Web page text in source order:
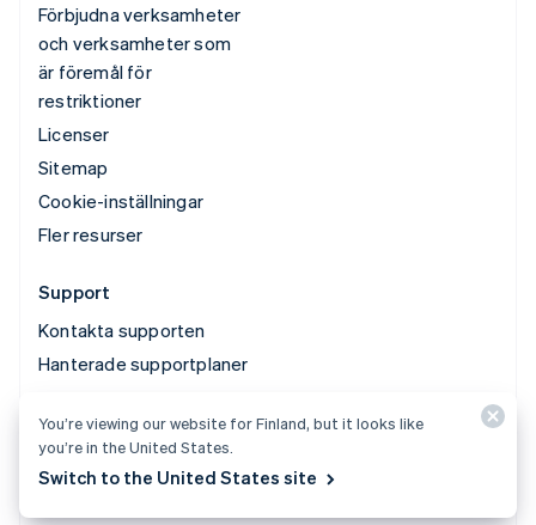
Förbjudna verksamheter
och verksamheter som
är föremål för
restriktioner
Licenser
Sitemap
Cookie-inställningar
Fler resurser
Support
Kontakta supporten
Hanterade supportplaner
© 2026 Stripe, LLC
You’re viewing our website for Finland, but it looks like
you’re in the United States.
Switch to the United States site